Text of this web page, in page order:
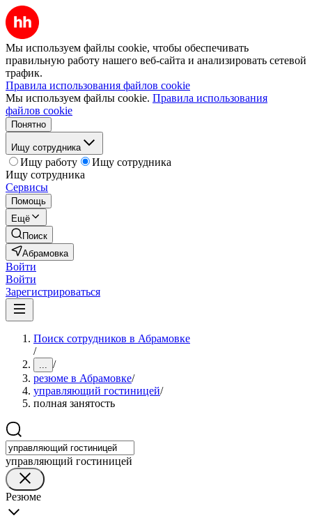
Мы используем файлы cookie, чтобы обеспечивать
правильную работу нашего веб-сайта и анализировать сетевой
трафик.
Правила использования файлов cookie
Мы используем файлы cookie. Правила использования
файлов cookie
Понятно
Ищу сотрудника
Ищу работу
Ищу сотрудника
Ищу сотрудника
Сервисы
Помощь
Ещё
Поиск
Абрамовка
Войти
Войти
Зарегистрироваться
Поиск сотрудников в Абрамовке
/
... /
резюме в Абрамовке/
управляющий гостиницей/
полная занятость
управляющий гостиницей
Резюме